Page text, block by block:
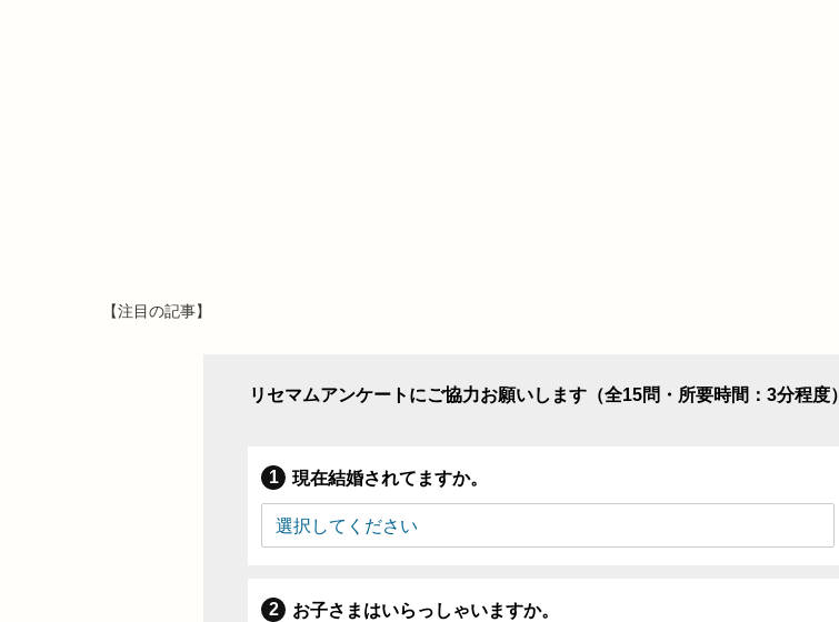
【注目の記事】
リセマムアンケートにご協力お願いします（全15問・所要時間：3分程度）
現在結婚されてますか。
お子さまはいらっしゃいますか。